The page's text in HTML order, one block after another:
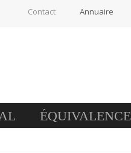
Contact Annuaire